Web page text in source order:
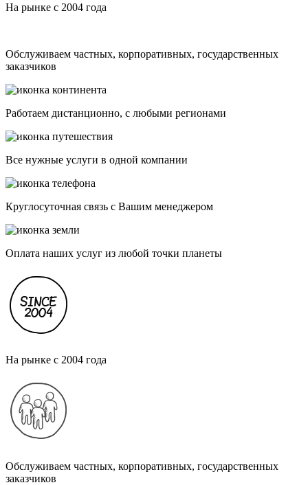
На рынке с 2004 года
Обслуживаем частных, корпоративных, государственных
заказчиков
Работаем дистанционно, с любыми регионами
Все нужные услуги в одной компании
Круглосуточная связь с Вашим менеджером
Оплата наших услуг из любой точки планеты
На рынке с 2004 года
Обслуживаем частных, корпоративных, государственных
заказчиков